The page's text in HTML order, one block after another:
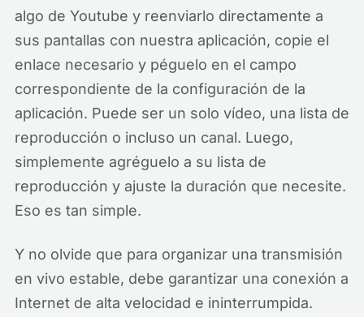
algo de Youtube y reenviarlo directamente a
sus pantallas con nuestra aplicación, copie el
enlace necesario y péguelo en el campo
correspondiente de la configuración de la
aplicación. Puede ser un solo vídeo, una lista de
reproducción o incluso un canal. Luego,
simplemente agréguelo a su lista de
reproducción y ajuste la duración que necesite.
Eso es tan simple.
Y no olvide que para organizar una transmisión
en vivo estable, debe garantizar una conexión a
Internet de alta velocidad e ininterrumpida.